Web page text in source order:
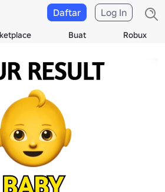
Buat Robux
Daftar Log In